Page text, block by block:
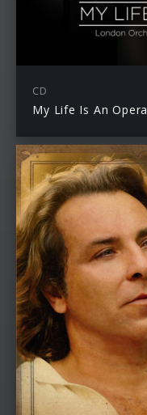
CD
My Life Is An Opera